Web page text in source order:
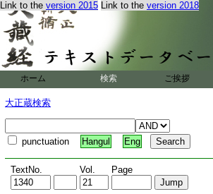
Link to the version 2015 Link to the version 2018
ホーム 検索 ご挨拶
大正蔵検索
punctuation Hangul Eng
TextNo. Vol. Page